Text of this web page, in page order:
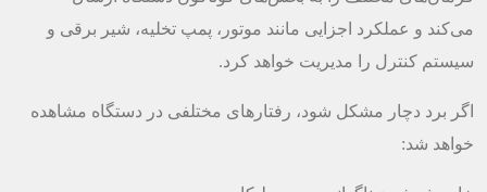
می‌کند و عملکرد اجزایی مانند موتور، پمپ تخلیه، شیر برقی و
سیستم کنترل را مدیریت خواهد کرد.
اگر برد دچار مشکل شود، رفتارهای مختلفی در دستگاه مشاهده
خواهد شد: